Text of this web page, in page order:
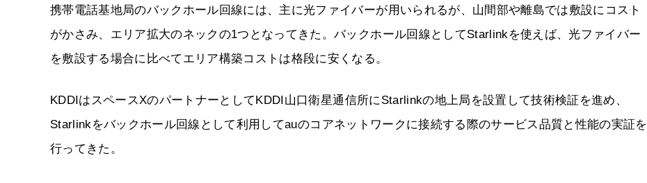
携帯電話基地局のバックホール回線には、主に光ファイバーが用いられるが、山間部や離島では敷設にコスト
がかさみ、エリア拡大のネックの1つとなってきた。バックホール回線としてStarlinkを使えば、光ファイバー
を敷設する場合に比べてエリア構築コストは格段に安くなる。
KDDIはスペースXのパートナーとしてKDDI山口衛星通信所にStarlinkの地上局を設置して技術検証を進め、
Starlinkをバックホール回線として利用してauのコアネットワークに接続する際のサービス品質と性能の実証を
行ってきた。